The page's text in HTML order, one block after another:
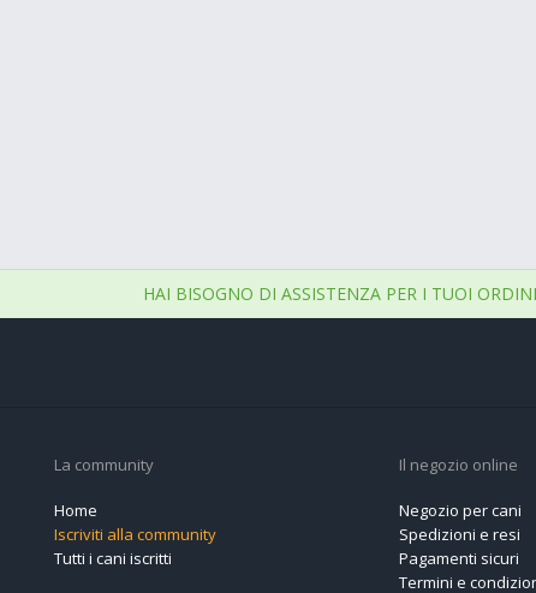
HAI BISOGNO DI ASSISTENZA PER I TUOI
La community
Home
Iscriviti alla community
Tutti i cani iscritti
Il negozio online
Negozio per cani
Spedizioni e resi
Pagamenti sicuri
Termini e